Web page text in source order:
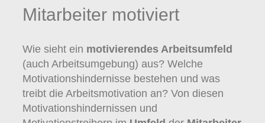
Mitarbeiter motiviert
Wie sieht ein motivierendes Arbeitsumfeld
(auch Arbeitsumgebung) aus? Welche
Motivationshindernisse bestehen und was
treibt die Arbeitsmotivation an? Von diesen
Motivationshindernissen und